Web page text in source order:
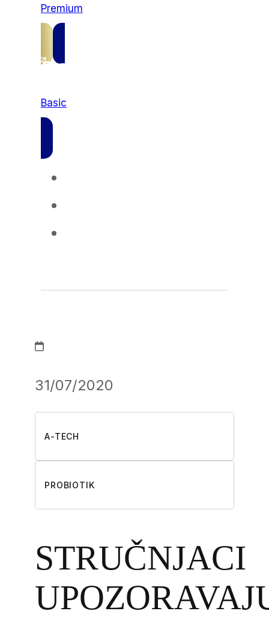
Premium
Basic
31/07/2020
A-TECH
PROBIOTIK
STRUČNJACI